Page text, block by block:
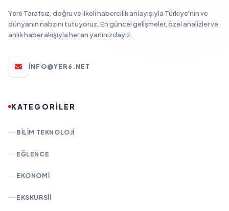
Yer6 Tarafsız, doğru ve ilkeli habercilik anlayışıyla Türkiye'nin ve
dünyanın nabzını tutuyoruz. En güncel gelişmeler, özel analizler ve
anlık haber akışıyla her an yanınızdayız.
INFO@YER6.NET
KATEGORİLER
BILIM TEKNOLOJI
EĞLENCE
EKONOMI
EKSKURSII